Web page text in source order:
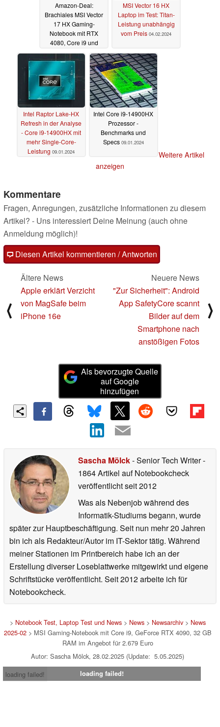
Amazon-Deal:
Brachiales MSI Vector
17 HX Gaming-
Notebook mit RTX
4080, Core i9 und
32GB RAM um 500
Euro reduziert
04.03.2024
MSI Vector 16 HX
Laptop im Test: Titan-
Leistung unabhängig
vom Preis 04.02.2024
Intel Raptor Lake-HX
Refresh in der Analyse
- Core i9-14900HX mit
mehr Single-Core-
Leistung 09.01.2024
Intel Core i9-14900HX
Prozessor -
Benchmarks und
Specs 09.01.2024
Weitere Artikel
anzeigen
Kommentare
Fragen, Anregungen, zusätzliche Informationen zu diesem
Artikel? - Uns interessiert Deine Meinung (auch ohne
Anmeldung möglich)!
Diesen Artikel kommentieren / Antworten
⟨
Ältere News
Apple erklärt Verzicht
von MagSafe beim
iPhone 16e
Neuere News
"Zur Sicherheit": Android
App SafetyCore scannt
Bilder auf dem
Smartphone nach
anstößigen Fotos
⟩
Als bevorzugte Quelle
auf Google
hinzufügen
Sascha Mölck- Senior Tech Writer-
1864 Artikel auf Notebookcheck
veröffentlichtseit 2012
Was als Nebenjob während des
Informatik-Studiums begann, wurde
später zur Hauptbeschäftigung. Seit nun mehr 20 Jahren
bin ich als Redakteur/Autor im IT-Sektor tätig. Während
meiner Stationen im Printbereich habe ich an der
Erstellung diverser Loseblattwerke mitgewirkt und eigene
Schriftstücke veröffentlicht. Seit 2012 arbeite ich für
Notebookcheck.
> Notebook Test, Laptop Test und News> News> Newsarchiv> News
2025-02> MSI Gaming-Notebook mit Core i9, GeForce RTX 4090, 32 GB
RAM im Angebot für 2.679 Euro
Autor: Sascha Mölck, 28.02.2025 (Update: 5.05.2025)
loading failed!
loading failed!